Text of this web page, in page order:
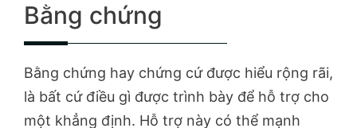
Bằng chứng
Bằng chứng hay chứng cứ được hiểu rộng rãi,
là bất cứ điều gì được trình bày để hỗ trợ cho
một khẳng định. Hỗ trợ này có thể mạnh